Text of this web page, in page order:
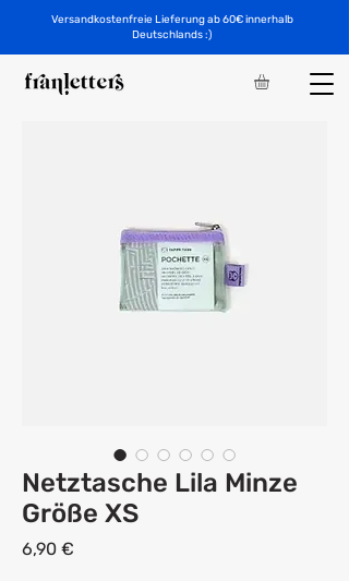
Versandkostenfreie Lieferung ab 60€ innerhalb
Deutschlands :)
Netztasche Lila Minze
Größe XS
6,90 €